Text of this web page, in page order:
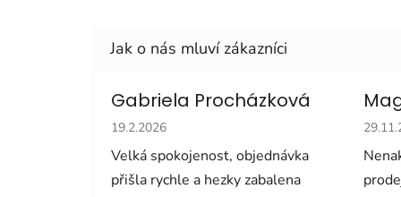
Gabriela Procházková
Hodnocení obchodu je 5 z 5 hvězdiček.
19.2.2026
Velká spokojenost, objednávka
přišla rychle a hezky zabalena